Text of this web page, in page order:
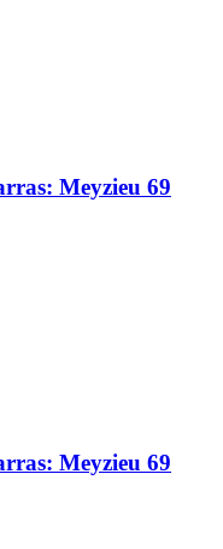
Meyzieu 69
Meyzieu 69